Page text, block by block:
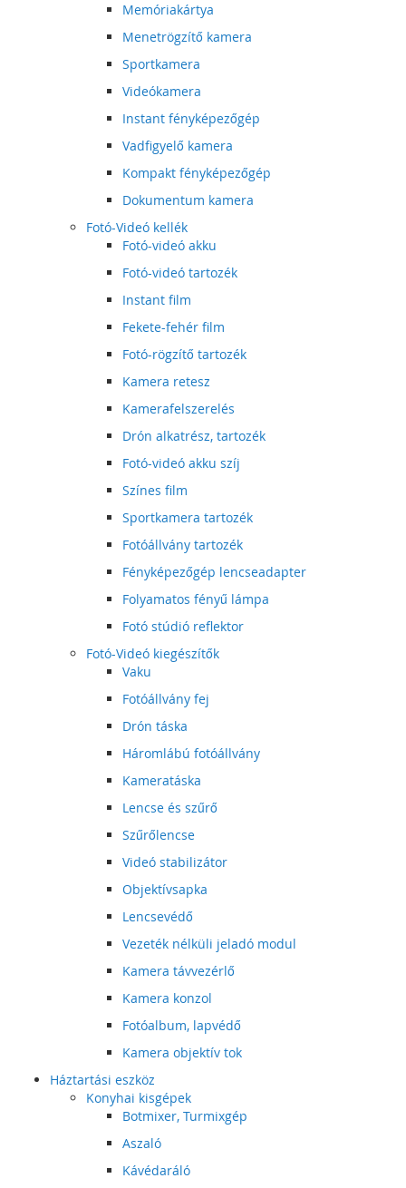
Memóriakártya
Menetrögzítő kamera
Sportkamera
Videókamera
Instant fényképezőgép
Vadfigyelő kamera
Kompakt fényképezőgép
Dokumentum kamera
Fotó-Videó kellék
Fotó-videó akku
Fotó-videó tartozék
Instant film
Fekete-fehér film
Fotó-rögzítő tartozék
Kamera retesz
Kamerafelszerelés
Drón alkatrész, tartozék
Fotó-videó akku szíj
Színes film
Sportkamera tartozék
Fotóállvány tartozék
Fényképezőgép lencseadapter
Folyamatos fényű lámpa
Fotó stúdió reflektor
Fotó-Videó kiegészítők
Vaku
Fotóállvány fej
Drón táska
Háromlábú fotóállvány
Kameratáska
Lencse és szűrő
Szűrőlencse
Videó stabilizátor
Objektívsapka
Lencsevédő
Vezeték nélküli jeladó modul
Kamera távvezérlő
Kamera konzol
Fotóalbum, lapvédő
Kamera objektív tok
Háztartási eszköz
Konyhai kisgépek
Botmixer, Turmixgép
Aszaló
Kávédaráló